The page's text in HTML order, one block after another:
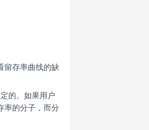
留存率曲线的缺
的。如果用户
率的分子，而分